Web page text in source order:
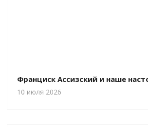
Франциск Ассизский и наше
10 июля 2026